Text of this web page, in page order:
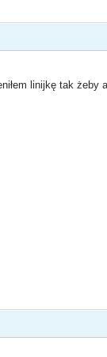
linijkę tak żeby